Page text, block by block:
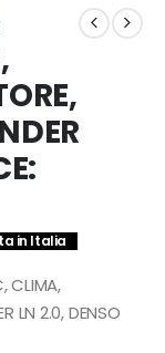
in Italia
CLIMA,
LN 2.0, DENSO